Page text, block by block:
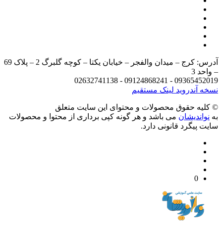
آدرس: کرج – میدان والفجر – خیابان یکتا – کوچه گلبرگ 2 – پلاک 69
3
09365452019 - 09124868241 -
آندرویدلینک مستقیم
حقوق محصولات و محتوای اين سایت متعلق
می باشد و هر گونه کپی برداری از محتوا و محصولات
پیگرد قانونی دارد.